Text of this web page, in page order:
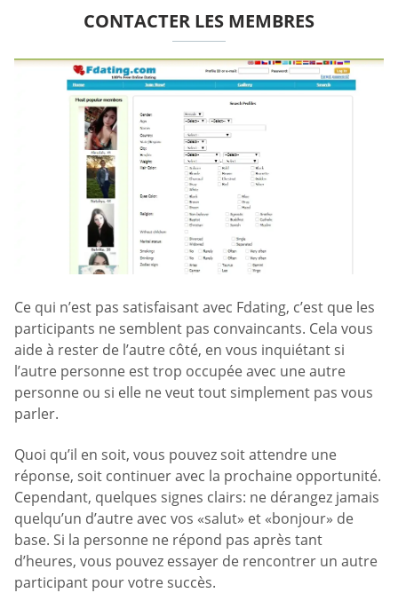
CONTACTER LES MEMBRES
Ce qui n’est pas satisfaisant avec Fdating, c’est que les
participants ne semblent pas convaincants. Cela vous
aide à rester de l’autre côté, en vous inquiétant si
l’autre personne est trop occupée avec une autre
personne ou si elle ne veut tout simplement pas vous
parler.
Quoi qu’il en soit, vous pouvez soit attendre une
réponse, soit continuer avec la prochaine opportunité.
Cependant, quelques signes clairs: ne dérangez jamais
quelqu’un d’autre avec vos «salut» et «bonjour» de
base. Si la personne ne répond pas après tant
d’heures, vous pouvez essayer de rencontrer un autre
participant pour votre succès.